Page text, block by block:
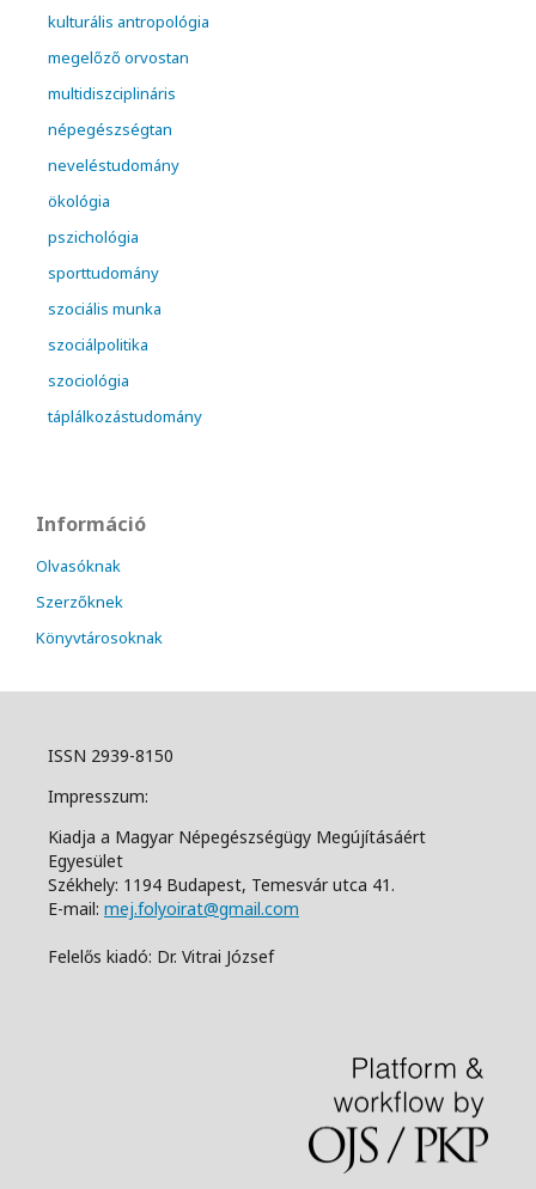
kulturális antropológia
megelőző orvostan
multidiszciplináris
népegészségtan
neveléstudomány
ökológia
pszichológia
sporttudomány
szociális munka
szociálpolitika
szociológia
táplálkozástudomány
Információ
Olvasóknak
Szerzőknek
Könyvtárosoknak
ISSN 2939-8150
Impresszum:
Kiadja a Magyar Népegészségügy Megújításáért
Egyesület
Székhely: 1194 Budapest, Temesvár utca 41.
E-mail: mej.folyoirat@gmail.com
Felelős kiadó: Dr. Vitrai József